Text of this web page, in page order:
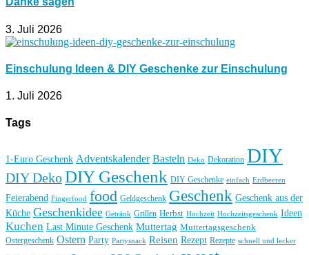
3. Juli 2026
Einschulung Ideen & DIY Geschenke zur Einschulung
1. Juli 2026
Tags
1-Euro Geschenk Adventskalender Basteln Deko Dekoration DIY
DIY DekoDIY Geschenk DIY Geschenke einfach Erdbeeren
Feierabend Fingerfood food Geldgeschenk Geschenk Geschenk aus der
Küche Geschenkidee Getränk Grillen Herbst Hochzeit Hochzeitsgeschenk Ideen
Kuchen Last Minute Geschenk Muttertag Muttertagsgeschenk
Ostergeschenk Ostern Party Partysnack Reisen Rezept Rezepte schnell und lecker